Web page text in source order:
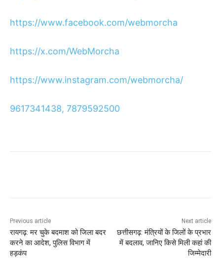
https://www.facebook.com/webmorcha
https://x.com/WebMorcha
https://www.instagram.com/webmorcha/
9617341438, 7879592500
Previous article
रायगढ़: मर चुके बदमाश को जिला बदर
करने का आदेश, पुलिस विभाग में
हड़कंप
Next article
छत्तीसगढ़: मंत्रियों के जिलों के प्रभार
में बदलाव, जानिए किसे मिली कहां की
जिम्मेदारी